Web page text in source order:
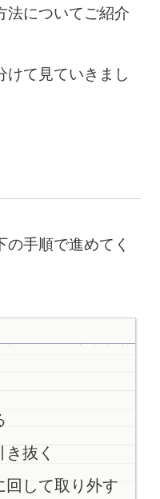
法についてご紹介
けて見ていきまし
手順で進めてく
抜く
して取り外す